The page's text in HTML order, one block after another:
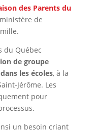
des Parents du
de
du Québec
de groupe
les écoles, à la
Jérôme. Les
pour
un besoin criant